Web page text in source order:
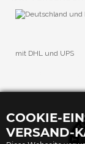
mit DHL und UPS
COOKIE-
VERSAND-